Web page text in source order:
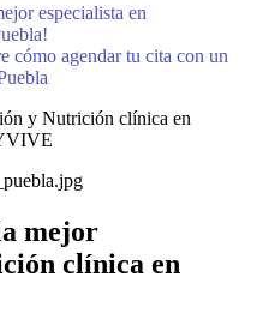
especialista en
cómo agendar tu cita con un
mejor
clínica en